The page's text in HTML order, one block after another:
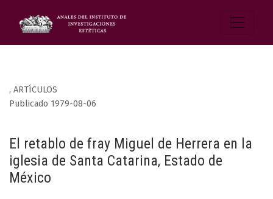
, ARTÍCULOS
El retablo de fray Miguel de Herrera en la
iglesia de Santa Catarina, Estado de
México
Publicado 1979-08-06